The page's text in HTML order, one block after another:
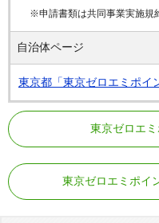
※申請書類は共同事業実施規
自治体ページ
東京都「東京ゼロエミポイ
東京ゼロエ
東京ゼロエミポイ